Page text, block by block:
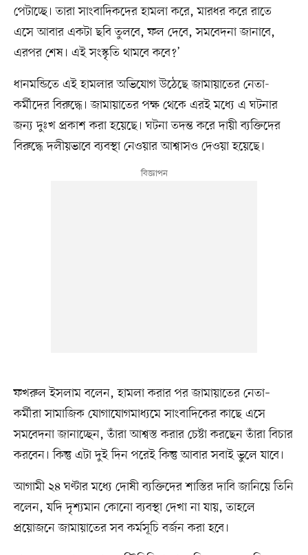
পেটাচ্ছে। তারা সাংবাদিকদের হামলা করে, মারধর করে রাতে
এসে আবার একটা ছবি তুলবে, ফল দেবে, সমবেদনা জানাবে,
এরপর শেষ। এই সংস্কৃতি থামবে কবে?’
ধানমন্ডিতে এই হামলার অভিযোগ উঠেছে জামায়াতের নেতা-
কর্মীদের বিরুদ্ধে। জামায়াতের পক্ষ থেকে এরই মধ্যে এ ঘটনার
জন্য দুঃখ প্রকাশ করা হয়েছে। ঘটনা তদন্ত করে দায়ী ব্যক্তিদের
বিরুদ্ধে দলীয়ভাবে ব্যবস্থা নেওয়ার আশ্বাসও দেওয়া হয়েছে।
ফখরুল ইসলাম বলেন, হামলা করার পর জামায়াতের নেতা–
কর্মীরা সামাজিক যোগাযোগমাধ্যমে সাংবাদিকের কাছে এসে
সমবেদনা জানাচ্ছেন, তাঁরা আশ্বস্ত করার চেষ্টা করছেন তাঁরা বিচার
করবেন। কিন্তু এটা দুই দিন পরেই কিন্তু আবার সবাই ভুলে যাবে।
আগামী ২৪ ঘণ্টার মধ্যে দোষী ব্যক্তিদের শাস্তির দাবি জানিয়ে তিনি
বলেন, যদি দৃশ্যমান কোনো ব্যবস্থা দেখা না যায়, তাহলে
প্রয়োজনে জামায়াতের সব কর্মসূচি বর্জন করা হবে।